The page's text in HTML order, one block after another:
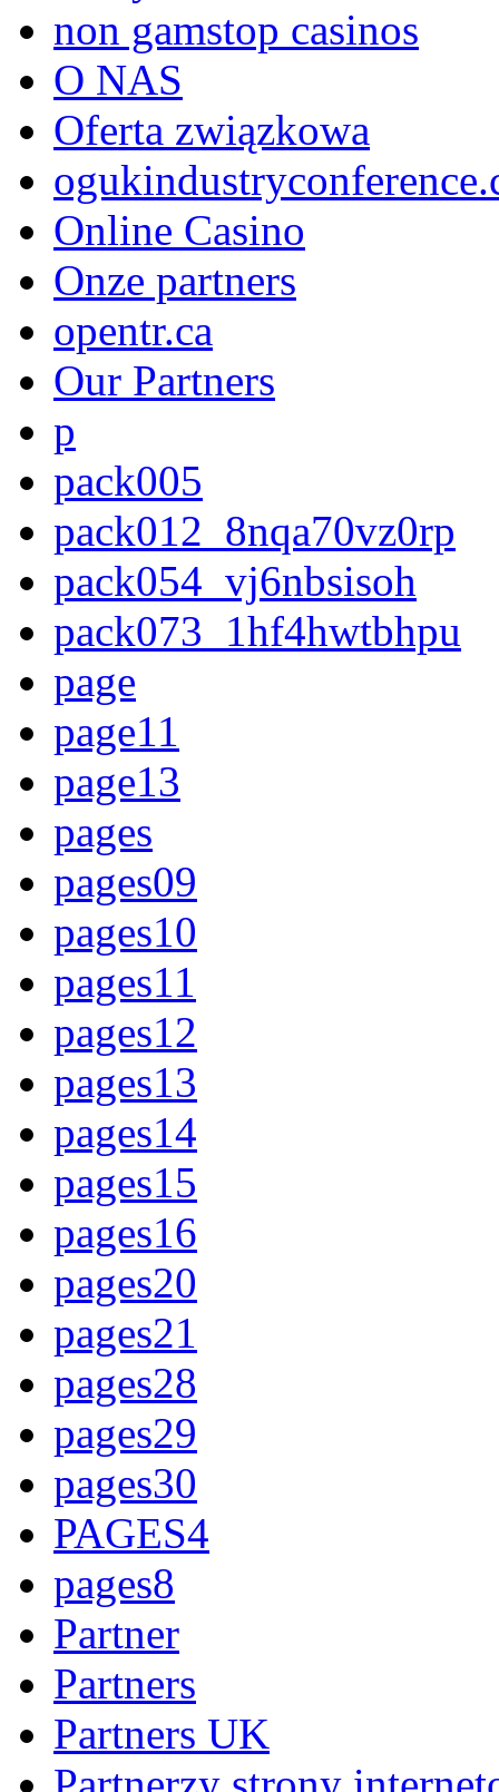
non gamstop casinos
O NAS
Oferta związkowa
Online Casino
Onze partners
opentr.ca
Our Partners
p
pack005
pack012_8nqa70vz0rp
pack054_vj6nbsisoh
pack073_1hf4hwtbhpu
page
page11
page13
pages
pages09
pages10
pages11
pages12
pages13
pages14
pages15
pages16
pages20
pages21
pages28
pages29
pages30
PAGES4
pages8
Partner
Partners
Partners UK